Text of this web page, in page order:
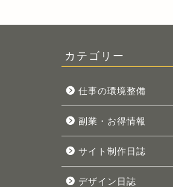
カテゴリー
仕事の環境整備
副業・お得情報
サイト制作日誌
デザイン日誌